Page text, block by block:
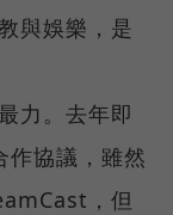
與娛樂，是
力。去年即
作協議，雖然
，但